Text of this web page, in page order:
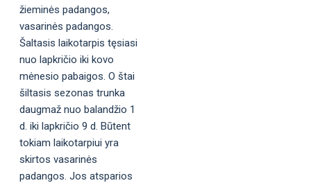
žieminės padangos,
vasarinės padangos.
Šaltasis laikotarpis tęsiasi
nuo lapkričio iki kovo
mėnesio pabaigos. O štai
šiltasis sezonas trunka
daugmaž nuo balandžio 1
d. iki lapkričio 9 d. Būtent
tokiam laikotarpiui yra
skirtos vasarinės
padangos. Jos atsparios